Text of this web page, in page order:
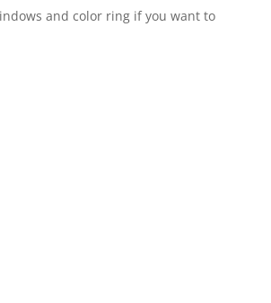
and color ring if you want to